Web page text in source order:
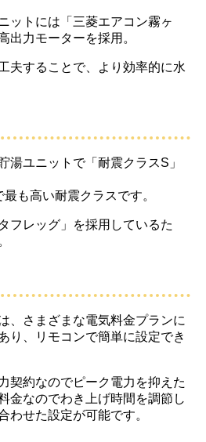
ットには「三菱エアコン霧ヶ
出力モーターを採用。
夫することで、より効率的に水
湯ユニットで「耐震クラスS」
も高い耐震クラスです。
フレッグ」を採用しているた
、さまざまな電気料金プランに
り、リモコンで簡単に設定でき
契約なのでピーク電力を抑えた
金なのでわき上げ時間を調節し
わせた設定が可能です。